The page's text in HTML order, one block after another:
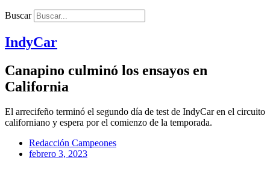
Buscar
IndyCar
Canapino culminó los ensayos en
California
El arrecifeño terminó el segundo día de test de IndyCar en el circuito
californiano y espera por el comienzo de la temporada.
Redacción Campeones
febrero 3, 2023